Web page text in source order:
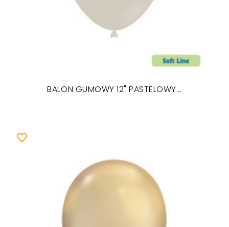
BALON GUMOWY 12" PASTELOWY...
favorite_border